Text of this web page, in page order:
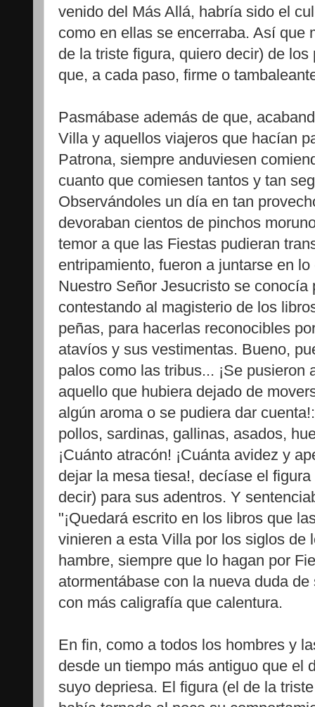
venido del Más Allá, habría sido el
como en ellas se encerraba. Así que
de la triste figura, quiero decir) de
que, a cada paso, firme o
Pasmábase además de que,
Villa y aquellos viajeros que hacían
Patrona, siempre anduviesen
cuanto que comiesen tantos y tan
Observándoles un día en tan
devoraban cientos de pinchos
temor a que las Fiestas pudieran
entripamiento, fueron a juntarse en
Nuestro Señor Jesucristo se conocía
contestando al magisterio de los
peñas, para hacerlas reconocibles
atavíos y sus vestimentas. Bueno,
palos como las tribus... ¡Se
aquello que hubiera dejado de
algún aroma o se pudiera dar
pollos, sardinas, gallinas, asados,
¡Cuánto atracón! ¡Cuánta avidez y
dejar la mesa tiesa!, decíase el
decir) para sus adentros. Y
"¡Quedará escrito en los libros que
vinieren a esta Villa por los siglos de
hambre, siempre que lo hagan por
atormentábase con la nueva duda
con más caligrafía que calentura.
En fin, como a todos los hombres y
desde un tiempo más antiguo que el
suyo depriesa. El figura (el de la